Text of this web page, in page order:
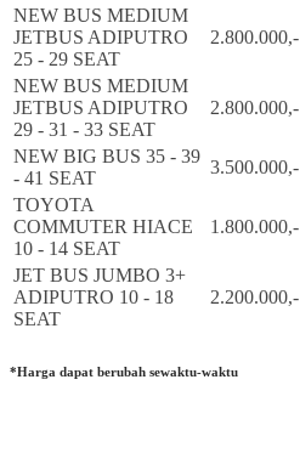
NEW BUS MEDIUM
JETBUS ADIPUTRO
25 - 29 SEAT
2.800.000,-
NEW BUS MEDIUM
JETBUS ADIPUTRO
29 - 31 - 33 SEAT
2.800.000,-
NEW BIG BUS 35 - 39
- 41 SEAT
3.500.000,-
TOYOTA
COMMUTER HIACE
10 - 14 SEAT
1.800.000,-
JET BUS JUMBO 3+
ADIPUTRO 10 - 18
SEAT
2.200.000,-
*Harga dapat berubah sewaktu-waktu